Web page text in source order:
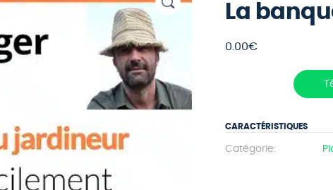
La
0.00€
CARACTÉRISTIQUES
Catégorie: